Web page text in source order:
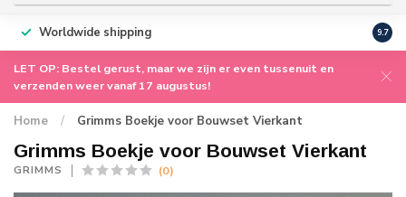
Worldwide shipping 9.7
LET OP: Bestel gerust, maar we zijn er even tussenuit en
verzenden weer vanaf 17 augustus!
Home / Grimms Boekje voor Bouwset Vierkant
Grimms Boekje voor Bouwset Vierkant
GRIMMS (0)